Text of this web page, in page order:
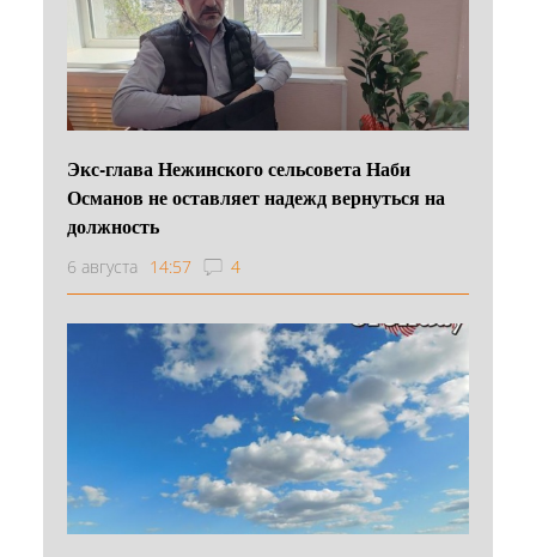
Экс-глава Нежинского сельсовета Наби
Османов не оставляет надежд вернуться на
должность
6 августа 14:57 4